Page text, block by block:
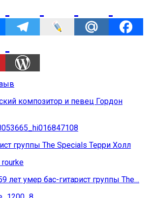
композитор и певец Гордон
группы The Specials Терри Холл
лет умер бас-гитарист группы The…